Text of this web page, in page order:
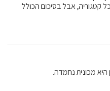
קטגוריה, אבל בסיכום הכולל
היא מכונית נחמדה.